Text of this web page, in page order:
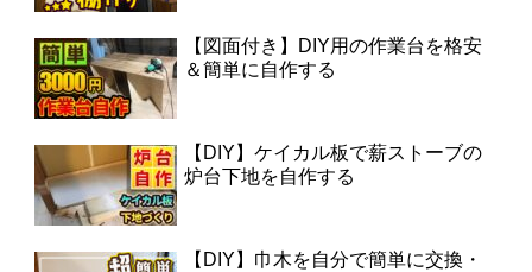
【図面付き】DIY用の作業台を格安
＆簡単に自作する
【DIY】ケイカル板で薪ストーブの
炉台下地を自作する
【DIY】巾木を自分で簡単に交換・